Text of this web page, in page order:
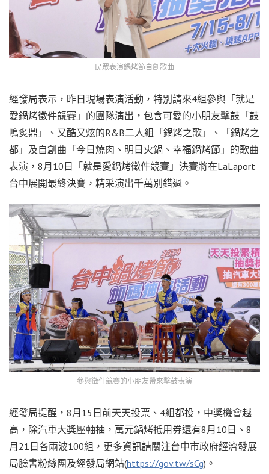
民眾表演鍋烤節自創歌曲
經發局表示，昨日現場表演活動，特別請來4組參與「就是
愛鍋烤徵件競賽」的團隊演出，包含可愛的小朋友擊鼓「鼓
鳴炙鼎」、又酷又炫的R&B二人組「鍋烤之歌」、「鍋烤之
都」及自創曲「今日燒肉、明日火鍋、幸福鍋烤節」的歌曲
表演，8月10日「就是愛鍋烤徵件競賽」決賽將在LaLaport
台中展開最終決賽，精采演出千萬別錯過。
參與徵件競賽的小朋友帶來擊鼓表演
經發局提醒，8月15日前天天投票、4組都投，中獎機會越
高，除汽車大獎壓軸抽，萬元鍋烤抵用券還有8月10日、8
月21日各兩波100組，更多資訊請關注台中市政府經濟發展
局臉書粉絲團及經發局網站(https://gov.tw/sCg)。